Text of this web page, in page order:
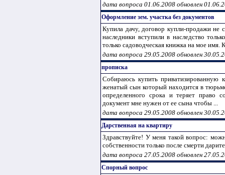
дата вопроса 01.06.2008 обновлен
Оформление зем. участка без документов
Купила дачу, договор купли-продажи не
наследники вступили в наследство
только садоводческая книжка на мое имя.
дата вопроса 29.05.2008 обновлен
прописка
Собираюсь купить приватизированную
женатый сын который находится в
определенного срока и теряет право
документ мне нужен от ее сына чтобы ...
дата вопроса 29.05.2008 обновлен
Дарственная на квартиру
Здравствуйте! У меня такой вопрос:
собственности только после смерти
дата вопроса 27.05.2008 обновлен
Спорный вопрос